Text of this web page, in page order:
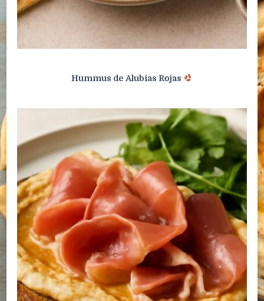
Hummus de Alubias Rojas